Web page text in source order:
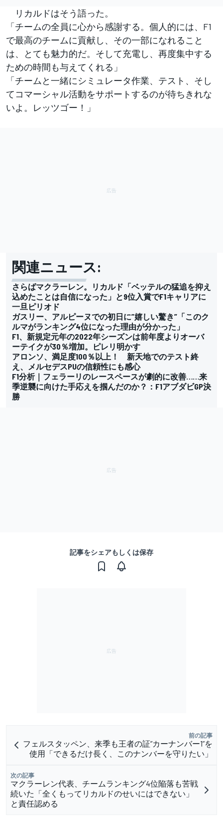
リカルドはそう語った。
「チームの全員に心から感謝する。個人的には、F1
で最高のチームに貢献し、その一部になれること
は、とても魅力的だ。そして充電し、再度集中する
ための時間も与えてくれる」
「チームと一緒にシミュレータ作業、テスト、そし
てコマーシャル活動をサポートするのが待ちきれな
いよ。レッツゴー！」
関連ニュース:
さらばマクラーレン。リカルド「ベッテルの猛追を抑え
込めたことは自信になった」と9位入賞でF1キャリアに
一旦ピリオド
ガスリー、アルピーヌでの初日に”嬉しい驚き”「このク
ルマがランキング4位になった理由が分かった」
F1、新規定元年の2022年シーズンは前年度よりオーバ
ーテイクが30％増加。ピレリ明かす
アロンソ、満足度100％以上！ 新天地でのテスト終
え、メルセデスPUの信頼性にも感心
F1分析｜フェラーリのレースペースが劇的に改善……来
季逆襲に向けた手応えを掴んだのか？：F1アブダビGP決
勝
記事をシェアもしくは保存
前の記事
フェルスタッペン、来季も王者の証”カーナンバー1”を
使用「できるだけ長く、このナンバーを守りたい」
次の記事
マクラーレン代表、チームランキング4位陥落も苦戦
続いた「全くもってリカルドのせいにはできない」
と責任認める